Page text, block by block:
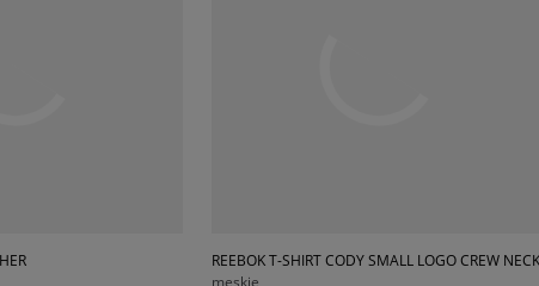
REEBOK T-SHIRT CODY SMALL LOGO CREW NECK
męskie